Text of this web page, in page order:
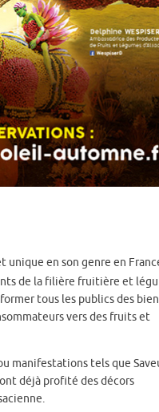
unique en son genre en
de la filière fruitière et
tous les publics des
vers des fruits et
manifestations tels que
déjà profité des décors